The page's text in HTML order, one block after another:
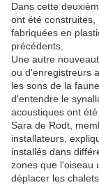
Dans cette
ont été
fabriquées en
précédents.
Une autre
ou d'enregistreurs
les sons de la
d'entendre le
acoustiques ont
Sara de Rodt,
installateurs,
installés dans
zones que l'oiseau
déplacer les chalets.